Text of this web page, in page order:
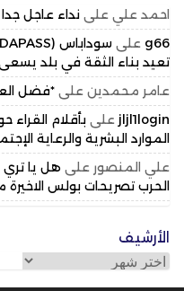
احمد علي على نداء عاجل جدا
g66 على
تعيد بناء الثقة في بلد
عامر محمدين على *فضل
jljl1login على بأقلام
الموارد البشرية والرعاية
علي المنصور على هل يا تري
الحرب تصريحات بولس الاخيرة
الأرشيف
الأرشيف